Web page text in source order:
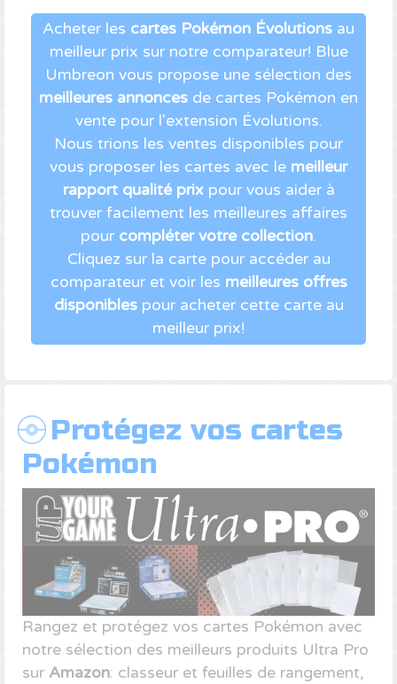
Acheter les cartes Pokémon Évolutions au
meilleur prix sur notre comparateur! Blue
Umbreon vous propose une sélection des
meilleures annonces de cartes Pokémon en
vente pour l'extension Évolutions.
Nous trions les ventes disponibles pour
vous proposer les cartes avec le meilleur
rapport qualité prixpour vous aider à
trouver facilement les meilleures affaires
pour compléter votre collection.
Cliquez sur la carte pour accéder au
comparateur et voir les meilleures offres
disponiblespour acheter cette carte au
meilleur prix!
Protégez vos cartes
Pokémon
Rangez et protégez vos cartes Pokémon avec
notre sélection des meilleurs produits Ultra Pro
sur Amazon: classeur et feuilles de rangement,